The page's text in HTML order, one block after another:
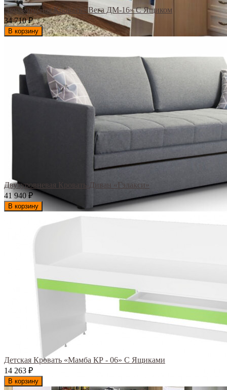
Двухъярусная Кровать «Вега ДМ-16» С Ящиком
34 710₽
В корзину
Двухуровневая Кровать-Диван «Гэлакси»
41 940₽
В корзину
Детская Кровать «Мамба КР - 06» С Ящиками
14 263 ₽
В корзину